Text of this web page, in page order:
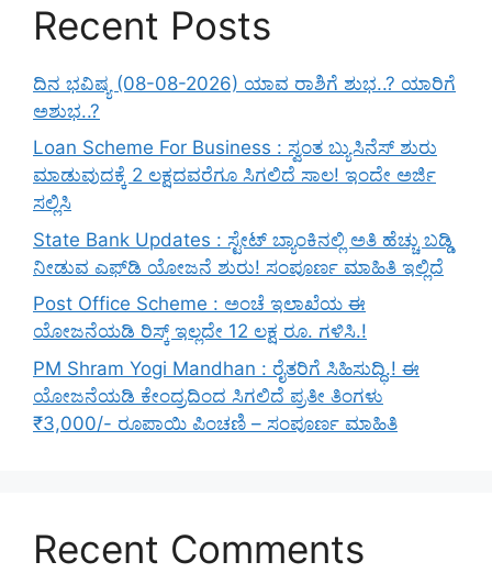
Recent Posts
ದಿನ ಭವಿಷ್ಯ (08-08-2026) ಯಾವ ರಾಶಿಗೆ ಶುಭ..? ಯಾರಿಗೆ
ಅಶುಭ..?
Loan Scheme For Business : ಸ್ವಂತ ಬ್ಯುಸಿನೆಸ್ ಶುರು
ಮಾಡುವುದಕ್ಕೆ 2 ಲಕ್ಷದವರೆಗೂ ಸಿಗಲಿದೆ ಸಾಲ! ಇಂದೇ ಅರ್ಜಿ
ಸಲ್ಲಿಸಿ
State Bank Updates : ಸ್ಟೇಟ್ ಬ್ಯಾಂಕಿನಲ್ಲಿ ಅತಿ ಹೆಚ್ಚು ಬಡ್ಡಿ
ನೀಡುವ ಎಫ್‌ಡಿ ಯೋಜನೆ ಶುರು! ಸಂಪೂರ್ಣ ಮಾಹಿತಿ ಇಲ್ಲಿದೆ
Post Office Scheme : ಅಂಚೆ ಇಲಾಖೆಯ ಈ
ಯೋಜನೆಯಡಿ ರಿಸ್ಕ್‌ ಇಲ್ಲದೇ 12 ಲಕ್ಷ ರೂ. ಗಳಿಸಿ.!
PM Shram Yogi Mandhan : ರೈತರಿಗೆ ಸಿಹಿಸುದ್ಧಿ.! ಈ
ಯೋಜನೆಯಡಿ ಕೇಂದ್ರದಿಂದ ಸಿಗಲಿದೆ ಪ್ರತೀ ತಿಂಗಳು
₹3,000/- ರೂಪಾಯಿ ಪಿಂಚಣಿ – ಸಂಪೂರ್ಣ ಮಾಹಿತಿ
Recent Comments